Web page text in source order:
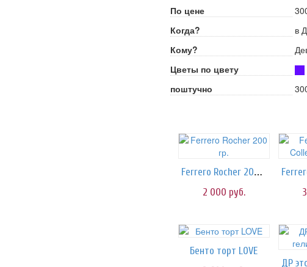
По цене
Когда?
в
Кому?
Цветы по цвету
поштучно
Ferrero Rocher 200 гр.
2 000 руб.
Бенто торт LOVE